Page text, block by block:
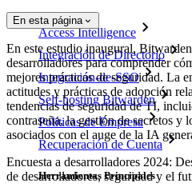
Access Intelligence
Integración de Directorio
Integración-de-SSO
Self-hosting Bitwarden
Políticas de Empresa
Recuperación de Cuenta
Herramientas Principales
En esta página
En este estudio inaugural,
desarrolladores para comprender
mejores prácticas de seguridad. La
actitudes y prácticas de adopción
tendencias de seguridad de TI,
contraseña, la gestión de secretos y
asociados con el auge de la IA
Encuesta a desarrolladores 2024:
de desarrolladores, seguridad y el